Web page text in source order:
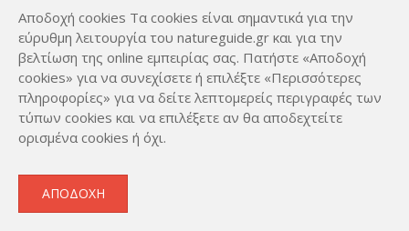
Lycaena tityrus
6 Οκτ. 2021
Αριθμός ατόμων : 1
Ημ. λήψης : 6 Οκτ. 2021
© Alexander Wirth
Αποδοχή cookies Τα cookies είναι σημαντικά για την
εύρυθμη λειτουργία του natureguide.gr και για την
βελτίωση της online εμπειρίας σας. Πατήστε «Αποδοχή
cookies» για να συνεχίσετε ή επιλέξτε «Περισσότερες
πληροφορίες» για να δείτε λεπτομερείς περιγραφές των
τύπων cookies και να επιλέξετε αν θα αποδεχτείτε
ορισμένα cookies ή όχι.
ΑΠΟΔΟΧΉ